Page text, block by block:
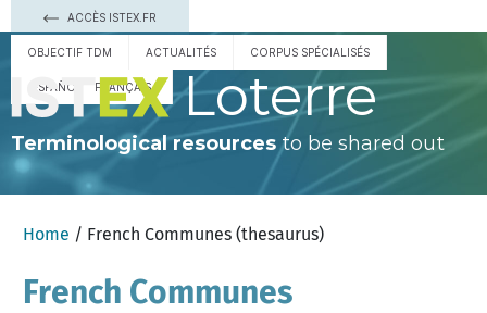
ACCÈS ISTEX.FR
OBJECTIF TDM ACTUALITÉS CORPUS SPÉCIALISÉS
ESPAÑOL FRANÇAIS Loterre
Terminological resourcesto be shared out
Home / French Communes (thesaurus)
French Communes